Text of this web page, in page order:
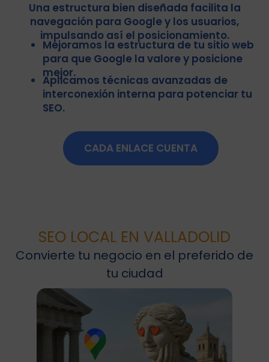
Una estructura bien diseñada facilita la
navegación para Google y los usuarios,
impulsando así el posicionamiento.
Mejoramos la estructura de tu sitio web
para que Google la valore y posicione
mejor.
Aplicamos técnicas avanzadas de
interconexión interna para potenciar tu
SEO.
CADA ENLACE CUENTA
SEO LOCAL EN VALLADOLID
Convierte tu negocio en el preferido de
tu ciudad